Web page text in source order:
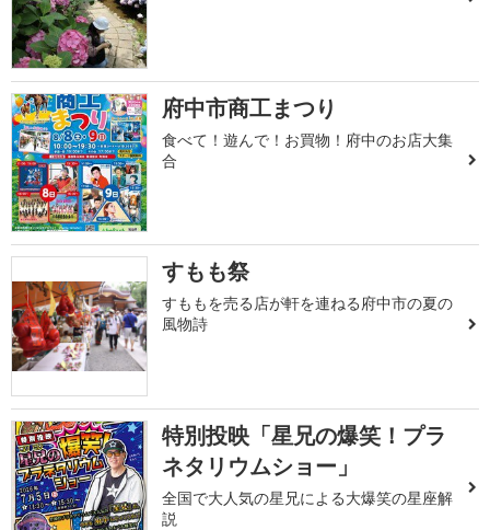
府中市商工まつり
食べて！遊んで！お買物！府中のお店大集
合
すもも祭
すももを売る店が軒を連ねる府中市の夏の
風物詩
特別投映「星兄の爆笑！プラ
ネタリウムショー」
全国で大人気の星兄による大爆笑の星座解
説